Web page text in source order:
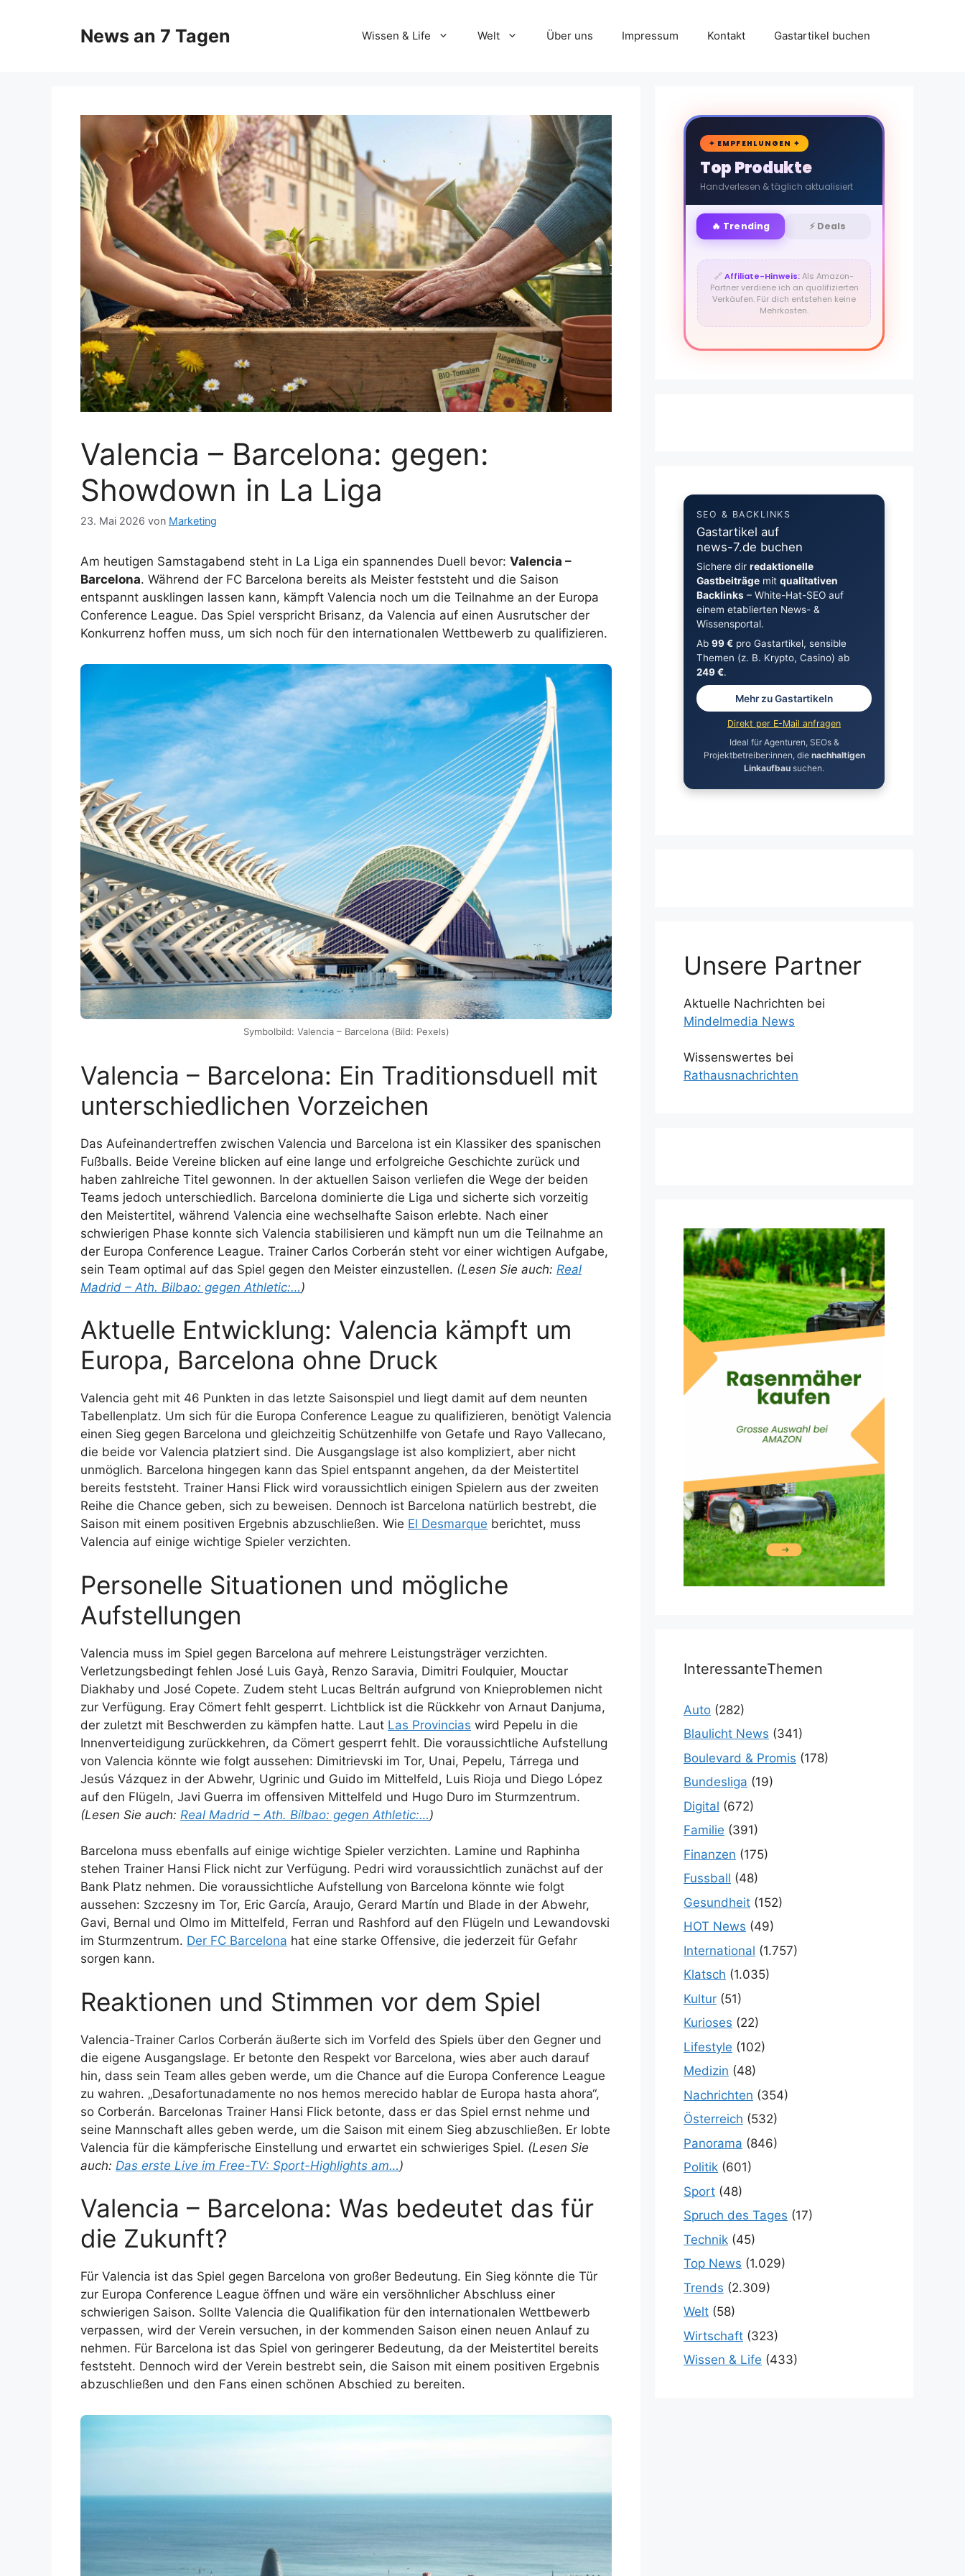
News an 7 Tagen Wissen & Life Welt Über uns Impressum Kontakt Gastartikel buchen
Valencia – Barcelona: gegen:
Showdown in La Liga
23. Mai 2026 von Marketing
Am heutigen Samstagabend steht in La Liga ein spannendes Duell bevor: Valencia –
Barcelona. Während der FC Barcelona bereits als Meister feststeht und die Saison
entspannt ausklingen lassen kann, kämpft Valencia noch um die Teilnahme an der Europa
Conference League. Das Spiel verspricht Brisanz, da Valencia auf einen Ausrutscher der
Konkurrenz hoffen muss, um sich noch für den internationalen Wettbewerb zu qualifizieren.
Symbolbild: Valencia – Barcelona (Bild: Pexels)
Valencia – Barcelona: Ein Traditionsduell mit
unterschiedlichen Vorzeichen
Das Aufeinandertreffen zwischen Valencia und Barcelona ist ein Klassiker des spanischen
Fußballs. Beide Vereine blicken auf eine lange und erfolgreiche Geschichte zurück und
haben zahlreiche Titel gewonnen. In der aktuellen Saison verliefen die Wege der beiden
Teams jedoch unterschiedlich. Barcelona dominierte die Liga und sicherte sich vorzeitig
den Meistertitel, während Valencia eine wechselhafte Saison erlebte. Nach einer
schwierigen Phase konnte sich Valencia stabilisieren und kämpft nun um die Teilnahme an
der Europa Conference League. Trainer Carlos Corberán steht vor einer wichtigen Aufgabe,
sein Team optimal auf das Spiel gegen den Meister einzustellen. (Lesen Sie auch: Real
Madrid – Ath. Bilbao: gegen Athletic:…)
Aktuelle Entwicklung: Valencia kämpft um
Europa, Barcelona ohne Druck
Valencia geht mit 46 Punkten in das letzte Saisonspiel und liegt damit auf dem neunten
Tabellenplatz. Um sich für die Europa Conference League zu qualifizieren, benötigt Valencia
einen Sieg gegen Barcelona und gleichzeitig Schützenhilfe von Getafe und Rayo Vallecano,
die beide vor Valencia platziert sind. Die Ausgangslage ist also kompliziert, aber nicht
unmöglich. Barcelona hingegen kann das Spiel entspannt angehen, da der Meistertitel
bereits feststeht. Trainer Hansi Flick wird voraussichtlich einigen Spielern aus der zweiten
Reihe die Chance geben, sich zu beweisen. Dennoch ist Barcelona natürlich bestrebt, die
Saison mit einem positiven Ergebnis abzuschließen. Wie El Desmarque berichtet, muss
Valencia auf einige wichtige Spieler verzichten.
Personelle Situationen und mögliche
Aufstellungen
Valencia muss im Spiel gegen Barcelona auf mehrere Leistungsträger verzichten.
Verletzungsbedingt fehlen José Luis Gayà, Renzo Saravia, Dimitri Foulquier, Mouctar
Diakhaby und José Copete. Zudem steht Lucas Beltrán aufgrund von Knieproblemen nicht
zur Verfügung. Eray Cömert fehlt gesperrt. Lichtblick ist die Rückkehr von Arnaut Danjuma,
der zuletzt mit Beschwerden zu kämpfen hatte. Laut Las Provincias wird Pepelu in die
Innenverteidigung zurückkehren, da Cömert gesperrt fehlt. Die voraussichtliche Aufstellung
von Valencia könnte wie folgt aussehen: Dimitrievski im Tor, Unai, Pepelu, Tárrega und
Jesús Vázquez in der Abwehr, Ugrinic und Guido im Mittelfeld, Luis Rioja und Diego López
auf den Flügeln, Javi Guerra im offensiven Mittelfeld und Hugo Duro im Sturmzentrum.
(Lesen Sie auch: Real Madrid – Ath. Bilbao: gegen Athletic:…)
Barcelona muss ebenfalls auf einige wichtige Spieler verzichten. Lamine und Raphinha
stehen Trainer Hansi Flick nicht zur Verfügung. Pedri wird voraussichtlich zunächst auf der
Bank Platz nehmen. Die voraussichtliche Aufstellung von Barcelona könnte wie folgt
aussehen: Szczesny im Tor, Eric García, Araujo, Gerard Martín und Blade in der Abwehr,
Gavi, Bernal und Olmo im Mittelfeld, Ferran und Rashford auf den Flügeln und Lewandovski
im Sturmzentrum. Der FC Barcelona hat eine starke Offensive, die jederzeit für Gefahr
sorgen kann.
Reaktionen und Stimmen vor dem Spiel
Valencia-Trainer Carlos Corberán äußerte sich im Vorfeld des Spiels über den Gegner und
die eigene Ausgangslage. Er betonte den Respekt vor Barcelona, wies aber auch darauf
hin, dass sein Team alles geben werde, um die Chance auf die Europa Conference League
zu wahren. „Desafortunadamente no nos hemos merecido hablar de Europa hasta ahora“,
so Corberán. Barcelonas Trainer Hansi Flick betonte, dass er das Spiel ernst nehme und
seine Mannschaft alles geben werde, um die Saison mit einem Sieg abzuschließen. Er lobte
Valencia für die kämpferische Einstellung und erwartet ein schwieriges Spiel. (Lesen Sie
auch: Das erste Live im Free-TV: Sport-Highlights am…)
Valencia – Barcelona: Was bedeutet das für
die Zukunft?
Für Valencia ist das Spiel gegen Barcelona von großer Bedeutung. Ein Sieg könnte die Tür
zur Europa Conference League öffnen und wäre ein versöhnlicher Abschluss einer
schwierigen Saison. Sollte Valencia die Qualifikation für den internationalen Wettbewerb
verpassen, wird der Verein versuchen, in der kommenden Saison einen neuen Anlauf zu
nehmen. Für Barcelona ist das Spiel von geringerer Bedeutung, da der Meistertitel bereits
feststeht. Dennoch wird der Verein bestrebt sein, die Saison mit einem positiven Ergebnis
abzuschließen und den Fans einen schönen Abschied zu bereiten.
🛒
✦ EMPFEHLUNGEN ✦
Top Produkte
Handverlesen & täglich aktualisiert
🔥 Trending ⚡ Deals
🔗Affiliate-Hinweis:Als Amazon-
Partner verdiene ich an qualifizierten
Verkäufen. Für dich entstehen keine
Mehrkosten.
SEO & BACKLINKS
Gastartikel auf
news-7.de buchen
Sichere dir redaktionelle
Gastbeiträgemit qualitativen
Backlinks– White-Hat-SEO auf
einem etablierten News- &
Wissensportal.
Ab 99 €pro Gastartikel, sensible
Themen (z. B. Krypto, Casino) ab
249 €.
Mehr zu Gastartikeln
Direkt per E-Mail anfragen
Ideal für Agenturen, SEOs &
Projektbetreiber:innen, die nachhaltigen
Linkaufbau suchen.
Unsere Partner
Aktuelle Nachrichten bei
Mindelmedia News
Wissenswertes bei
Rathausnachrichten
InteressanteThemen
Auto (282)
Blaulicht News (341)
Boulevard & Promis (178)
Bundesliga (19)
Digital (672)
Familie (391)
Finanzen (175)
Fussball (48)
Gesundheit (152)
HOT News (49)
International (1.757)
Klatsch (1.035)
Kultur (51)
Kurioses (22)
Lifestyle (102)
Medizin (48)
Nachrichten (354)
Österreich (532)
Panorama (846)
Politik (601)
Sport (48)
Spruch des Tages (17)
Technik (45)
Top News (1.029)
Trends (2.309)
Welt (58)
Wirtschaft (323)
Wissen & Life (433)